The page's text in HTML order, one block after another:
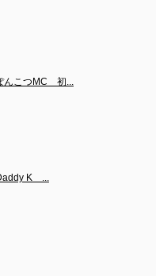
こつMC　初...
K　...